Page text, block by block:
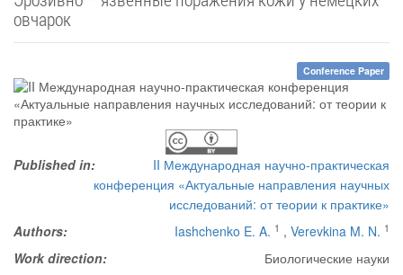
овчарок
Conference Paper
Published in:
II Международная научно-практическая
конференция «Актуальные направления научных
исследований: от теории к практике»
Authors:
Iashchenko E. A. 1 , Verevkina M. N. 1
Work direction:
Биологические науки